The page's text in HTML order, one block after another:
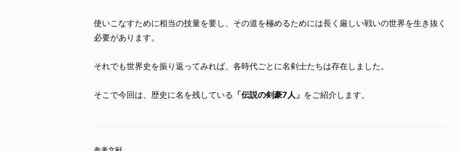
使いこなすために相当の技量を要し、その道を極めるためには長く厳しい戦いの世界を生き抜く
必要があります。
それでも世界史を振り返ってみれば、各時代ごとに名剣士たちは存在しました。
そこで今回は、歴史に名を残している 「伝説の剣豪7人」 をご紹介します。